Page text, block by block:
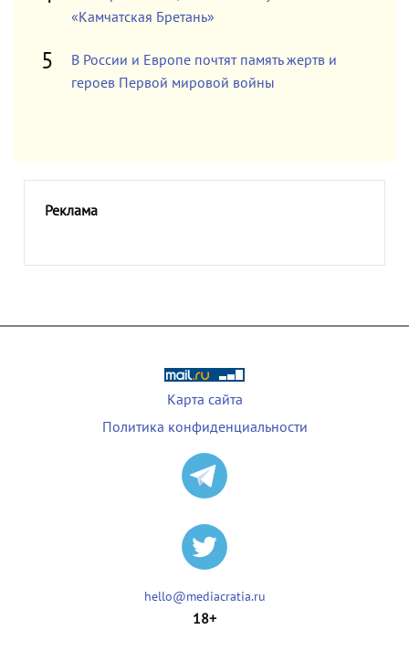
«Камчатская Бретань»
В России и Европе почтят память жертв и
героев Первой мировой войны
Реклама
Карта сайта
Политика конфиденциальности
hello@mediacratia.ru
18+